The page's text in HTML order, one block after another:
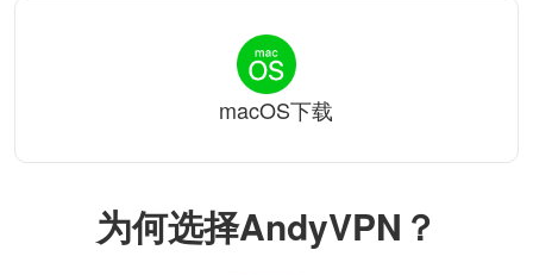
为何选择AndyVPN？
macOS下载